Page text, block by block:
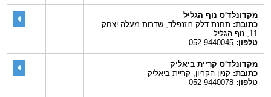
מקדונלד'ס נוף הגליל
כתובת:תחנת דלק רוזנפלד, שדרות מעלה יצחק
11, נוף הגליל
טלפון:052-9440045
מקדונלד'ס קריית ביאליק
כתובת:קניון הקריון, קריית ביאליק
טלפון:052-9440078